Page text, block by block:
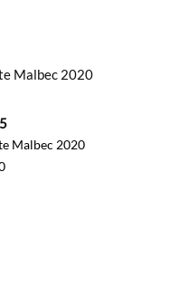
Malbec 2020
Malbec 2020